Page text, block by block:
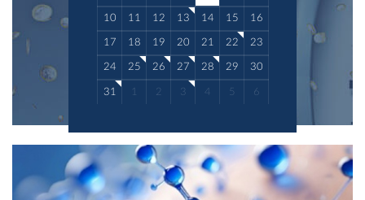
10 11 12 13 14 15 16
17 18 19 20 21 22 23
24 25 26 27 28 29 30
31 1 2 3 4 5 6